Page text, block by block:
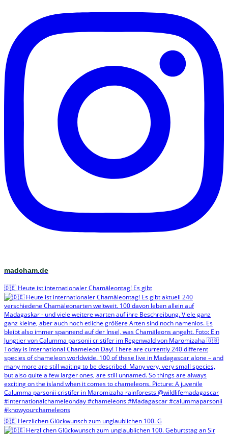
madcham.de
🇩🇪 Heute ist internationaler Chamäleontag! Es gibt
🇩🇪 Herzlichen Glückwunsch zum unglaublichen 100. G